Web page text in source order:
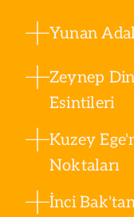
Yunan
Zeynep
Esintileri
Kuzey
Noktaları
İnci